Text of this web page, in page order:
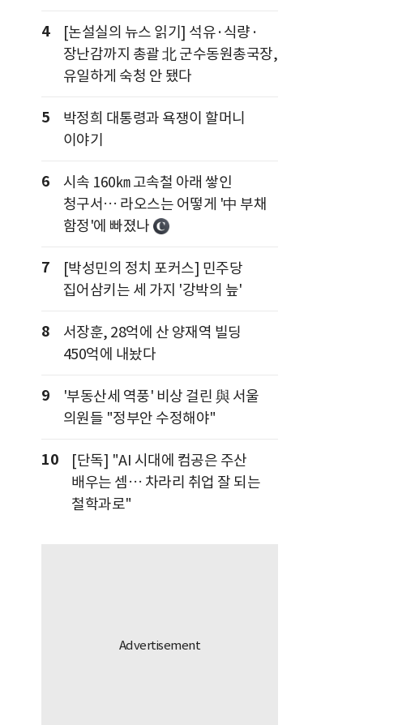
4
[논설실의 뉴스 읽기] 석유·식량·
장난감까지 총괄 北 군수동원총국장,
유일하게 숙청 안 됐다
5
박정희 대통령과 욕쟁이 할머니
이야기
6
시속 160㎞ 고속철 아래 쌓인
청구서… 라오스는 어떻게 '中 부채
함정'에 빠졌나
7
[박성민의 정치 포커스] 민주당
집어삼키는 세 가지 '강박의 늪'
8
서장훈, 28억에 산 양재역 빌딩
450억에 내놨다
9
'부동산세 역풍' 비상 걸린 與 서울
의원들 "정부안 수정해야"
10
[단독] "AI 시대에 컴공은 주산
배우는 셈… 차라리 취업 잘 되는
철학과로"